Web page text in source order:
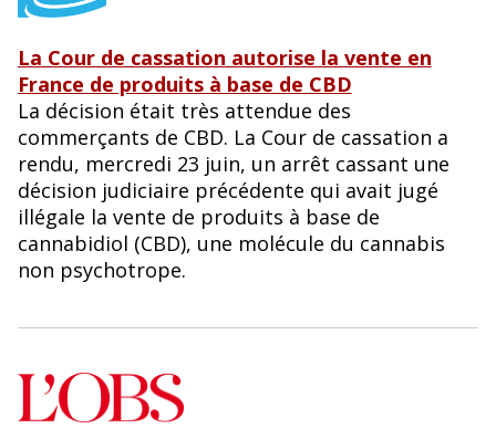
La Cour de cassation autorise la vente en
France de produits à base de CBD
La décision était très attendue des
commerçants de CBD. La Cour de cassation a
rendu, mercredi 23 juin, un arrêt cassant une
décision judiciaire précédente qui avait jugé
illégale la vente de produits à base de
cannabidiol (CBD), une molécule du cannabis
non psychotrope.